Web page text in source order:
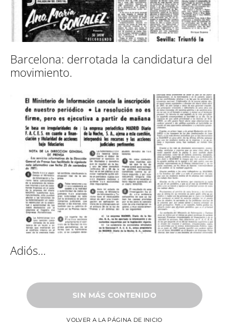
Barcelona: derrotada la candidatura del
movimiento.
Adiós…
SIN MÁS CONTENIDO
VOLVER A LA PÁGINA DE INICIO